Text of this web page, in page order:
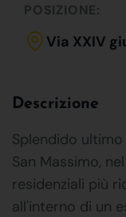
POSIZIONE:
Via XXIV
Descrizione
Splendido
San Massimo,
residenziali più
all'interno di un